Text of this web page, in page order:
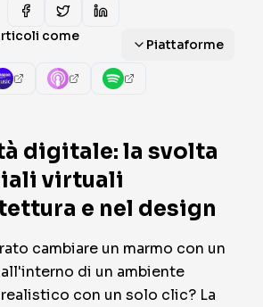
come
Piattaforme
digitale: la svolta
virtuali
e nel design
cambiare un marmo con un
di un ambiente
con un solo clic? La